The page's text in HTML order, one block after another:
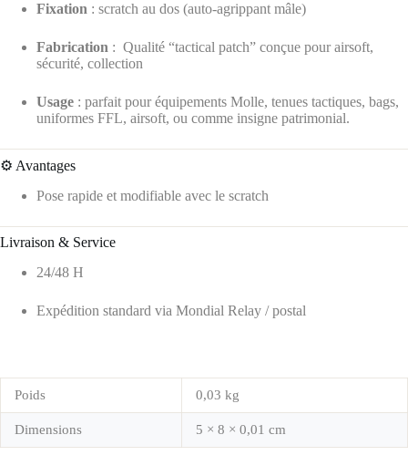
Fixation : scratch au dos (auto-agrippant mâle)
Fabrication : Qualité “tactical patch” conçue pour airsoft,
sécurité, collection
Usage : parfait pour équipements Molle, tenues tactiques, bags,
uniformes FFL, airsoft, ou comme insigne patrimonial.
⚙️ Avantages
Pose rapide et modifiable avec le scratch
Livraison & Service
24/48 H
Expédition standard via Mondial Relay / postal
Poids 0,03 kg
Dimensions 5 × 8 × 0,01 cm